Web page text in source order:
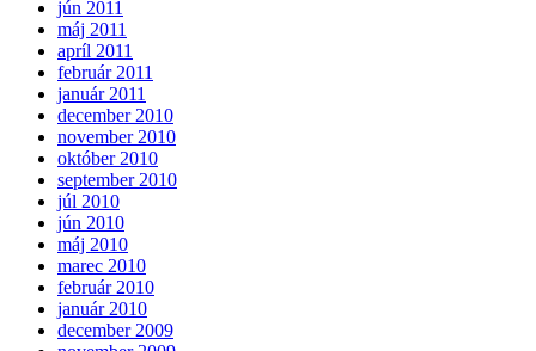
jún 2011
máj 2011
apríl 2011
február 2011
január 2011
december 2010
november 2010
október 2010
september 2010
júl 2010
jún 2010
máj 2010
marec 2010
február 2010
január 2010
december 2009